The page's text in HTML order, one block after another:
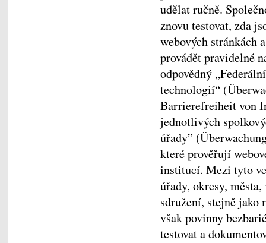
udělat ručně.
znovu testovat, zda
webových stránkách
provádět pravidelné
odpovědný
technologií“
Barrierefreiheit von
jednotlivých
úřady”
které prověřují
institucí. Mezi tyto
úřady, okresy,
sdružení, stejně jako
však povinny
testovat a